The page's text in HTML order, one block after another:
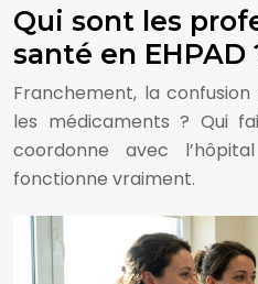
Qui sont les
santé en EHPAD
Franchement, la
les médicaments ? Qui
coordonne avec
fonctionne vraiment.